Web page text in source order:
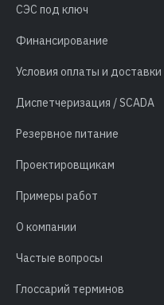
СЭС под ключ
Финансирование
Условия оплаты и доставки
Диспетчеризация / SCADA
Резервное питание
Проектировщикам
Примеры работ
О компании
Частые вопросы
Глоссарий терминов